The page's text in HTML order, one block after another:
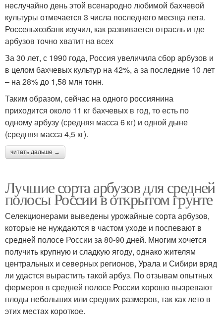
неслучайно день этой всенародно любимой бахчевой
культуры отмечается 3 числа последнего месяца лета.
Россельхозбанк изучил, как развивается отрасль и где
арбузов точно хватит на всех
За 30 лет, с 1990 года, Россия увеличила сбор арбузов и
в целом бахчевых культур на 42%, а за последние 10 лет
– на 28% до 1,58 млн тонн.
Таким образом, сейчас на одного россиянина
приходится около 11 кг бахчевых в год, то есть по
одному арбузу (средняя масса 6 кг) и одной дыне
(средняя масса 4,5 кг).
читать дальше →
Лучшие сорта арбузов для средней
полосы России в открытом грунте
Селекционерами выведены урожайные сорта арбузов,
которые не нуждаются в частом уходе и поспевают в
средней полосе России за 80-90 дней. Многим хочется
получить крупную и сладкую ягоду, однако жителям
центральных и северных регионов, Урала и Сибири вряд
ли удастся вырастить такой арбуз. По отзывам опытных
фермеров в средней полосе России хорошо вызревают
плоды небольших или средних размеров, так как лето в
этих местах короткое.